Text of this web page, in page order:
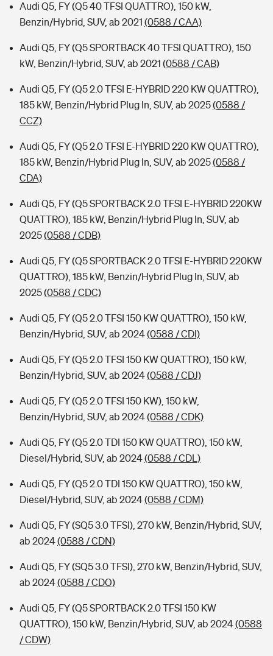
Audi Q5, FY (Q5 40 TFSI QUATTRO), 150 kW,
Benzin/Hybrid, SUV, ab 2021 (0588 / CAA)
Audi Q5, FY (Q5 SPORTBACK 40 TFSI QUATTRO), 150
kW, Benzin/Hybrid, SUV, ab 2021 (0588 / CAB)
Audi Q5, FY (Q5 2.0 TFSI E-HYBRID 220 KW QUATTRO),
185 kW, Benzin/Hybrid Plug In, SUV, ab 2025(0588 /
CCZ)
Audi Q5, FY (Q5 2.0 TFSI E-HYBRID 220 KW QUATTRO),
185 kW, Benzin/Hybrid Plug In, SUV, ab 2025(0588 /
CDA)
Audi Q5, FY (Q5 SPORTBACK 2.0 TFSI E-HYBRID 220KW
QUATTRO), 185 kW, Benzin/Hybrid Plug In, SUV, ab
2025(0588 / CDB)
Audi Q5, FY (Q5 SPORTBACK 2.0 TFSI E-HYBRID 220KW
QUATTRO), 185 kW, Benzin/Hybrid Plug In, SUV, ab
2025(0588 / CDC)
Audi Q5, FY (Q5 2.0 TFSI 150 KW QUATTRO), 150 kW,
Benzin/Hybrid, SUV, ab 2024(0588 / CDI)
Audi Q5, FY (Q5 2.0 TFSI 150 KW QUATTRO), 150 kW,
Benzin/Hybrid, SUV, ab 2024(0588 / CDJ)
Audi Q5, FY (Q5 2.0 TFSI 150 KW), 150 kW,
Benzin/Hybrid, SUV, ab 2024(0588 / CDK)
Audi Q5, FY (Q5 2.0 TDI 150 KW QUATTRO), 150 kW,
Diesel/Hybrid, SUV, ab 2024(0588 / CDL)
Audi Q5, FY (Q5 2.0 TDI 150 KW QUATTRO), 150 kW,
Diesel/Hybrid, SUV, ab 2024(0588 / CDM)
Audi Q5, FY (SQ5 3.0 TFSI), 270 kW, Benzin/Hybrid, SUV,
ab 2024(0588 / CDN)
Audi Q5, FY (SQ5 3.0 TFSI), 270 kW, Benzin/Hybrid, SUV,
ab 2024(0588 / CDO)
Audi Q5, FY (Q5 SPORTBACK 2.0 TFSI 150 KW
QUATTRO), 150 kW, Benzin/Hybrid, SUV, ab 2024(0588
/ CDW)